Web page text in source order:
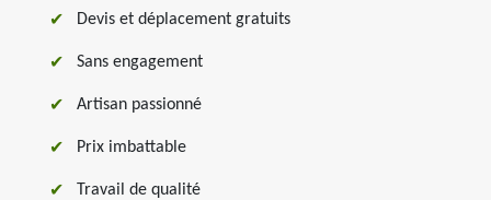
Devis et déplacement gratuits
Sans engagement
Artisan passionné
Prix imbattable
Travail de qualité